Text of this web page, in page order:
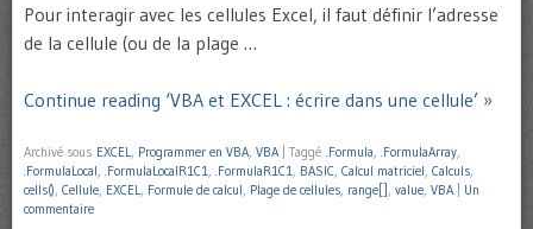
Pour interagir avec les cellules Excel, il faut définir l’adresse
de la cellule (ou de la plage …
Continue reading ‘VBA et EXCEL : écrire dans une cellule’ »
Archivé sous EXCEL, Programmer en VBA, VBA Taggé .Formula, .FormulaArray,
.FormulaLocal, .FormulaLocalR1C1, .FormulaR1C1, BASIC, Calcul matriciel, Calculs,
cells(), Cellule, EXCEL, Formule de calcul, Plage de cellules, range[] , value, VBA
Un
commentaire